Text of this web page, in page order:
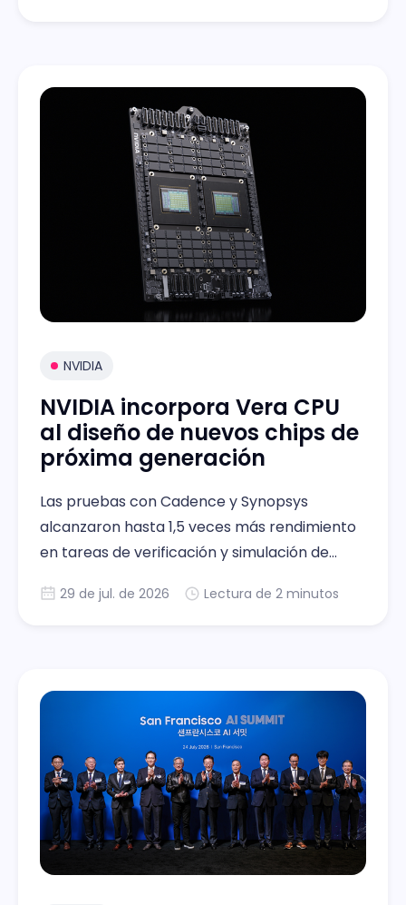
NVIDIA
NVIDIA incorpora Vera CPU
al diseño de nuevos chips de
próxima generación
Las pruebas con Cadence y Synopsys
alcanzaron hasta 1,5 veces más rendimiento
en tareas de verificación y simulación de
29 de jul. de 2026 Lectura de 2 minutos